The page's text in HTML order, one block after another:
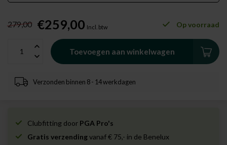
279,00 €259,00 Incl. btw Op voorraad
Toevoegen aan winkelwagen
Verzonden binnen 8 - 14 werkdagen
Clubfitting door PGA Pro's
Gratis verzendingvanaf € 75,- in de Benelux